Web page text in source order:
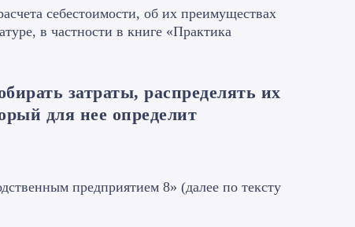
себестоимости, об их преимуществах
в частности в книге «Практика
затраты, распределять их
для нее определит
предприятием 8» (далее по тексту